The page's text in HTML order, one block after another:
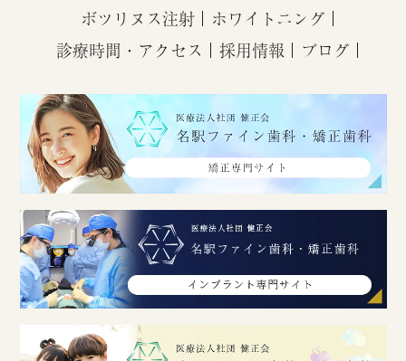
ボツリヌス注射
ホワイトニング
診療時間・アクセス
採用情報 ブログ